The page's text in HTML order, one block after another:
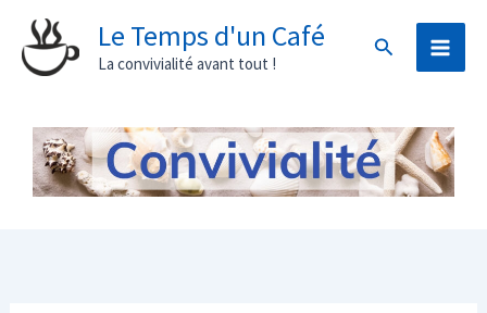
Aller
contenu
Le Temps d'un Café
La convivialité avant tout !
Rechercher